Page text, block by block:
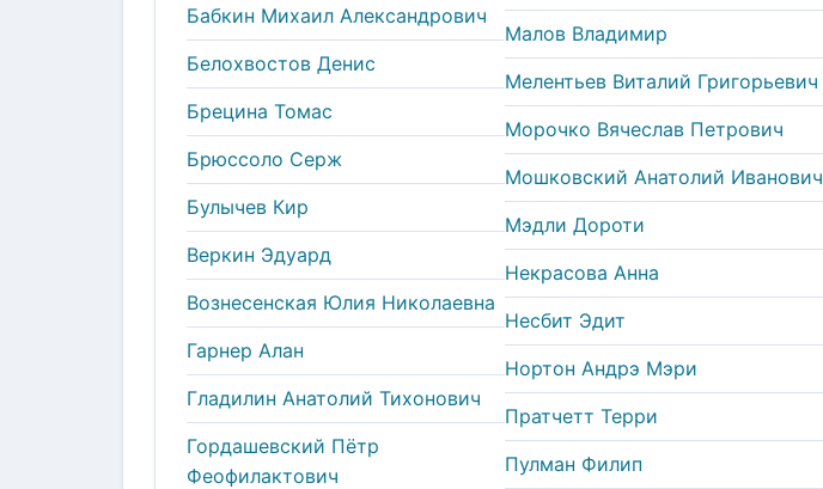
Бабкин Михаил Александрович
Белохвостов Денис
Брецина Томас
Брюссоло Серж
Булычев Кир
Веркин Эдуард
Вознесенская Юлия Николаевна
Гарнер Алан
Гладилин Анатолий Тихонович
Гордашевский Пётр
Феофилактович
Малов Владимир
Мелентьев Виталий Григорьевич
Морочко Вячеслав Петрович
Мошковский Анатолий Иванович
Мэдли Дороти
Некрасова Анна
Несбит Эдит
Нортон Андрэ Мэри
Пратчетт Терри
Пулман Филип